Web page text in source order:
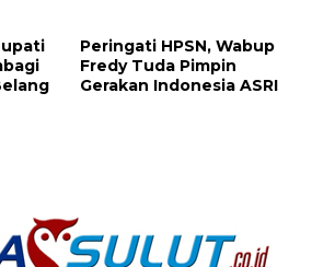
Peringati HPSN, Wabup
Fredy Tuda Pimpin
Gerakan Indonesia ASRI